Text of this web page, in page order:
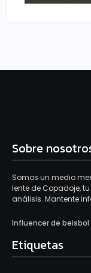
Sobre
Somos un medio
lente de Copadoje,
análisis. Mantente
Influencer de beisbol
Etiquetas